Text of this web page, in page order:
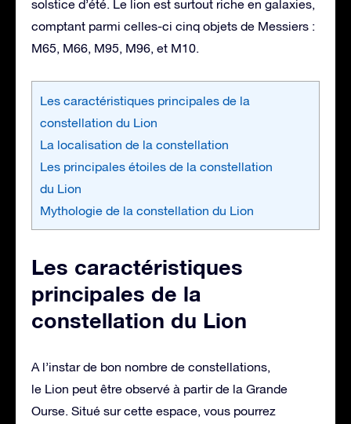
solstice d’été. Le lion est surtout riche en galaxies,
comptant parmi celles-ci cinq objets de Messiers :
M65, M66, M95, M96, et M10.
Les caractéristiques principales de la
constellation du Lion
La localisation de la constellation
Les principales étoiles de la constellation
du Lion
Mythologie de la constellation du Lion
Les caractéristiques
principales de la
constellation du Lion
A l’instar de bon nombre de constellations,
le Lion peut être observé à partir de la Grande
Ourse. Situé sur cette espace, vous pourrez